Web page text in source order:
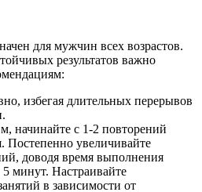
для мужчин всех возрастов.
результатов важно
избегая длительных перерывов
начинайте с 1-2 повторений
Постепенно увеличивайте
доводя время выполнения
минут. Настраивайте
в зависимости от